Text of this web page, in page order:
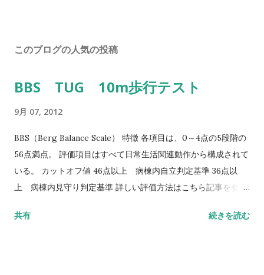
このブログの人気の投稿
BBS TUG 10m歩行テスト
9月 07, 2012
BBS（Berg Balance Scale） 特徴 各項目は、0～4点の5段階の
56点満点。 評価項目はすべて日常生活関連動作から構成されて
いる。 カットオフ値 46点以上 病棟内自立判定基準 36点以
上 病棟内見守り判定基準 詳しい評価方法はこちら記事を参照
TUG（Timed Up to Go）テスト 方法 肘掛つきの椅子から立
共有 続きを読む